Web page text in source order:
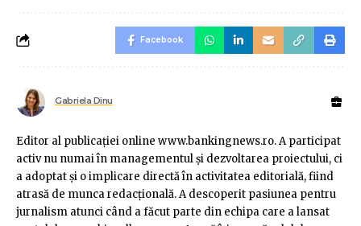
Facebook
Gabriela Dinu
Editor al publicaţiei online www.bankingnews.ro. A participat
activ nu numai în managementul şi dezvoltarea proiectului, ci
a adoptat şi o implicare directă în activitatea editorială, fiind
atrasă de munca redacţională. A descoperit pasiunea pentru
jurnalism atunci când a făcut parte din echipa care a lansat